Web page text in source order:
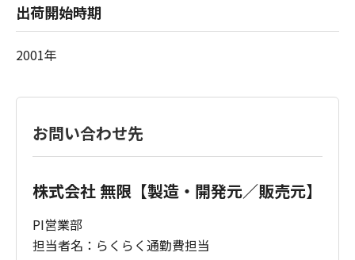
出荷開始時期
2001年
お問い合わせ先
株式会社 無限【製造・開発元／販売元】
PI営業部
担当者名：らくらく通勤費担当